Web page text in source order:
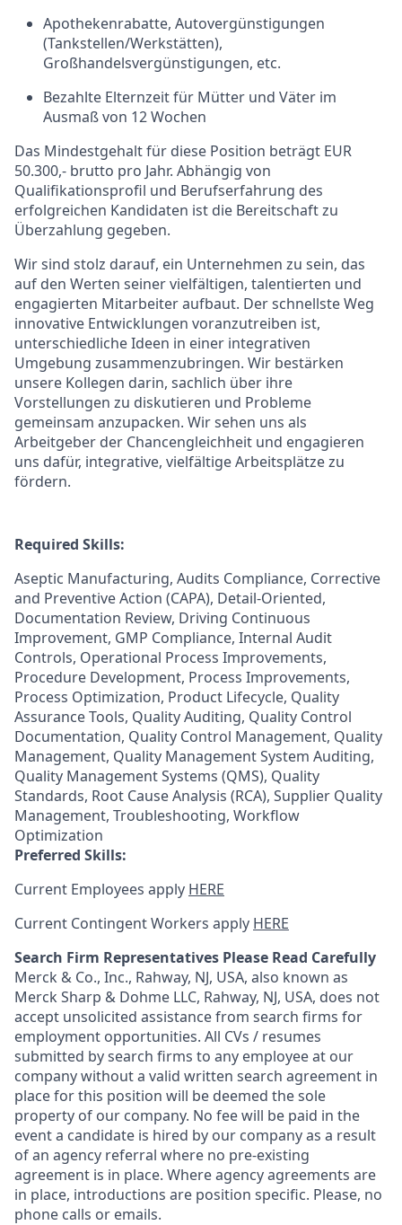
Apothekenrabatte, Autovergünstigungen
(Tankstellen/Werkstätten),
Großhandelsvergünstigungen, etc.
Bezahlte Elternzeit für Mütter und Väter im
Ausmaß von 12 Wochen
Das Mindestgehalt für diese Position beträgt EUR
50.300,- brutto pro Jahr. Abhängig von
Qualifikationsprofil und Berufserfahrung des
erfolgreichen Kandidaten ist die Bereitschaft zu
Überzahlung gegeben.
Wir sind stolz darauf, ein Unternehmen zu sein, das
auf den Werten seiner vielfältigen, talentierten und
engagierten Mitarbeiter aufbaut. Der schnellste Weg
innovative Entwicklungen voranzutreiben ist,
unterschiedliche Ideen in einer integrativen
Umgebung zusammenzubringen. Wir bestärken
unsere Kollegen darin, sachlich über ihre
Vorstellungen zu diskutieren und Probleme
gemeinsam anzupacken. Wir sehen uns als
Arbeitgeber der Chancengleichheit und engagieren
uns dafür, integrative, vielfältige Arbeitsplätze zu
fördern.
Required Skills:
Aseptic Manufacturing, Audits Compliance, Corrective
and Preventive Action (CAPA), Detail-Oriented,
Documentation Review, Driving Continuous
Improvement, GMP Compliance, Internal Audit
Controls, Operational Process Improvements,
Procedure Development, Process Improvements,
Process Optimization, Product Lifecycle, Quality
Assurance Tools, Quality Auditing, Quality Control
Documentation, Quality Control Management, Quality
Management, Quality Management System Auditing,
Quality Management Systems (QMS), Quality
Standards, Root Cause Analysis (RCA), Supplier Quality
Management, Troubleshooting, Workflow
Optimization
Preferred Skills:
Current Employees apply HERE
Current Contingent Workers apply HERE
Search Firm Representatives Please Read Carefully
Merck & Co., Inc., Rahway, NJ, USA, also known as
Merck Sharp & Dohme LLC, Rahway, NJ, USA, does not
accept unsolicited assistance from search firms for
employment opportunities. All CVs / resumes
submitted by search firms to any employee at our
company without a valid written search agreement in
place for this position will be deemed the sole
property of our company. No fee will be paid in the
event a candidate is hired by our company as a result
of an agency referral where no pre-existing
agreement is in place. Where agency agreements are
in place, introductions are position specific. Please, no
phone calls or emails.